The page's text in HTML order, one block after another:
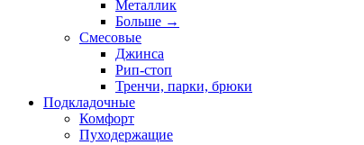
Металлик
Больше →
Смесовые
Джинса
Рип-стоп
Тренчи, парки, брюки
Подкладочные
Комфорт
Пуходержащие